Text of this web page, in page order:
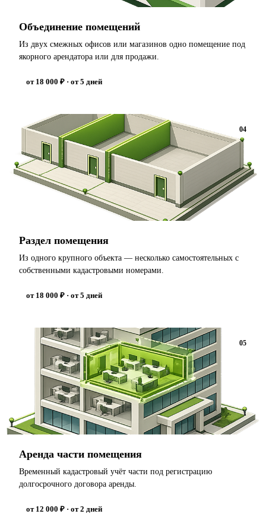
Объединение помещений
Из двух смежных офисов или магазинов одно помещение под
якорного арендатора или для продажи.
от 18 000 ₽ · от 5 дней
04
Раздел помещения
Из одного крупного объекта — несколько самостоятельных с
собственными кадастровыми номерами.
от 18 000 ₽ · от 5 дней
05
Аренда части помещения
Временный кадастровый учёт части под регистрацию
долгосрочного договора аренды.
от 12 000 ₽ · от 2 дней